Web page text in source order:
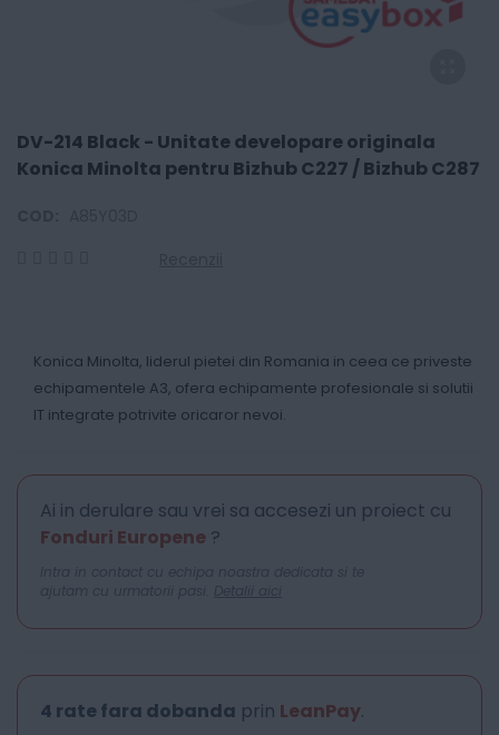
DV-214 Black - Unitate developare originala
Konica Minolta pentru Bizhub C227 / Bizhub C287
Konica Minolta, liderul pietei din Romania in ceea ce priveste
echipamentele A3, ofera echipamente profesionale si solutii
IT integrate potrivite oricaror nevoi.
Ai in derulare sau vrei sa accesezi un proiect cu
Fonduri Europene ?
Intra in contact cu echipa noastra dedicata si te
ajutam cu urmatorii pasi. Detalii aici
4 rate fara dobanda prin LeanPay.